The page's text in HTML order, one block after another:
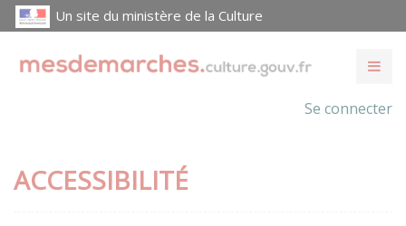
Un site du ministère de la Culture
Se connecter
ACCESSIBILITÉ